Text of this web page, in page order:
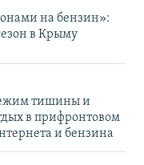
на бензин»:
в Крыму
тишины и
в прифронтовом
и бензина